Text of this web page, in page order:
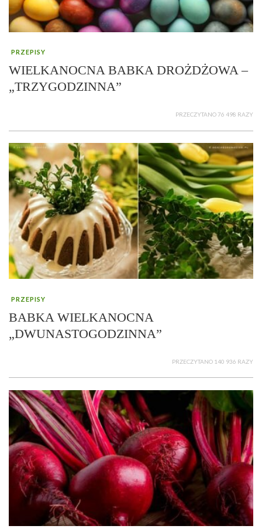
PRZEPISY
WIELKANOCNA BABKA DROŻDŻOWA –
„TRZYGODZINNA”
PRZECZYTANO 76 498 RAZY
PRZEPISY
BABKA WIELKANOCNA
„DWUNASTOGODZINNA”
PRZECZYTANO 140 936 RAZY